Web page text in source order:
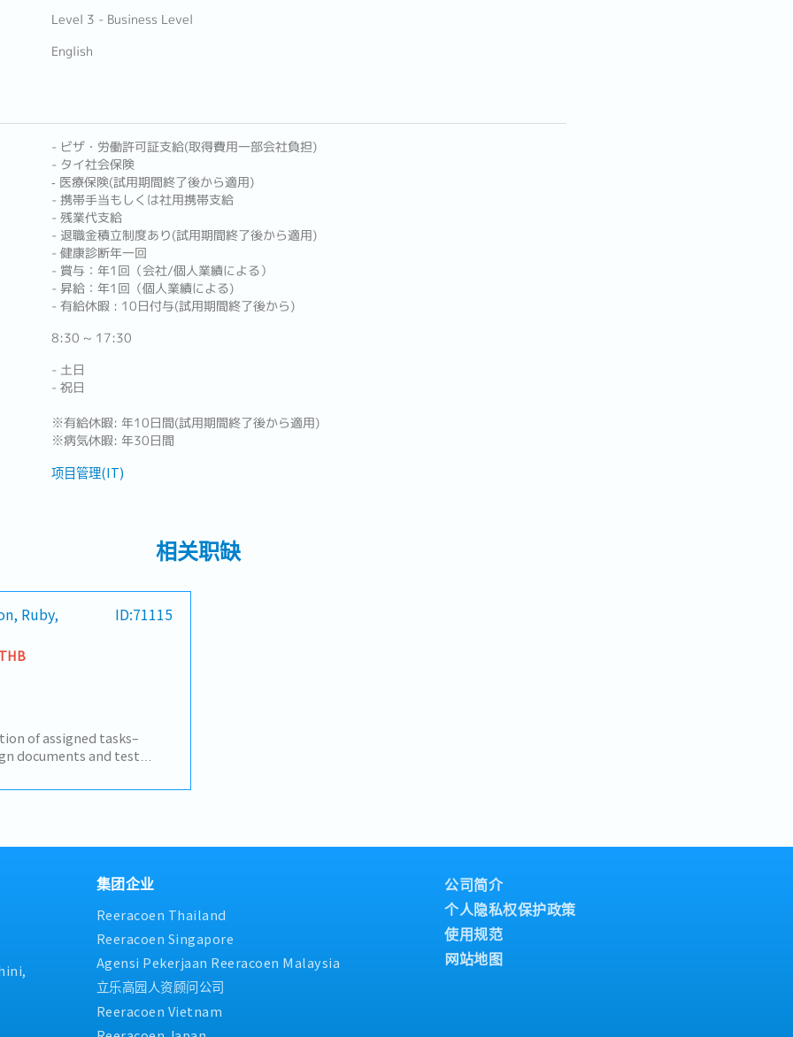
Level 3 - Business Level
English
- ビザ・労働許可証支給(取得費用一部会社負担)
- タイ社会保険
‐ 医療保険(試用期間終了後から適用)
- 携帯手当もしくは社用携帯支給
- 残業代支給
- 退職金積立制度あり(試用期間終了後から適用)
- 健康診断年一回
- 賞与：年1回（会社/個人業績による）
- 昇給：年1回（個人業績による)
- 有給休暇 : 10日付与(試用期間終了後から)
8:30 ~ 17:30
- 土日
- 祝日
※有給休暇: 年10日間(試用期間終了後から適用)
※病気休暇: 年30日間
项目管理(IT)
相关职缺
Ruby, ID:71115
of assigned tasks–
documents and test
with the Japan
of projects that our
development.<Client
management system for
language:
(React)Development
(work shift) management
Javascript (Angular.js,
environment:
集团企业
Reeracoen Thailand
Reeracoen Singapore
Agensi Pekerjaan Reeracoen Malaysia
立乐高园人资顾问公司
Reeracoen Vietnam
公司简介
个人隐私权保护政策
使用规范
网站地图